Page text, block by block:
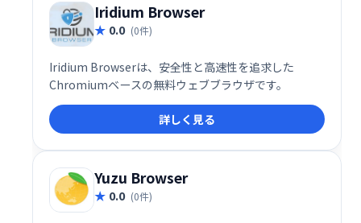
Iridium Browser
0.0 (0件)
Iridium Browserは、安全性と高速性を追求した
Chromiumベースの無料ウェブブラウザです。
詳しく見る
Yuzu Browser
0.0 (0件)